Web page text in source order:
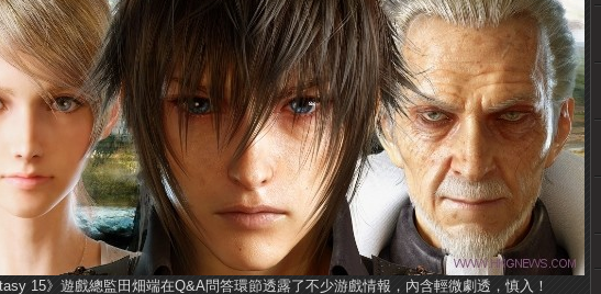
15》遊戲總監田畑端在Q&A問答環節透露了不少游戲情報，內含輕微劇透，慎入！